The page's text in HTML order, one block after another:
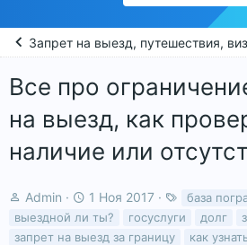
Запрет на выезд, путешествия,
Все про
на выезд, как
наличие или
А
в
Admin
Д
а
1 Ноя 2017
Т
е
база
выездной ли ты?
госуслуги долг
запрет на выезд за границу
как